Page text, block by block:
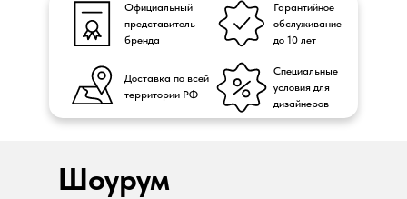
Официальный
представитель
бренда
Доставка по всей
территории РФ
Гарантийное
обслуживание
до 10 лет
Специальные
условия для
дизайнеров
Шоурум